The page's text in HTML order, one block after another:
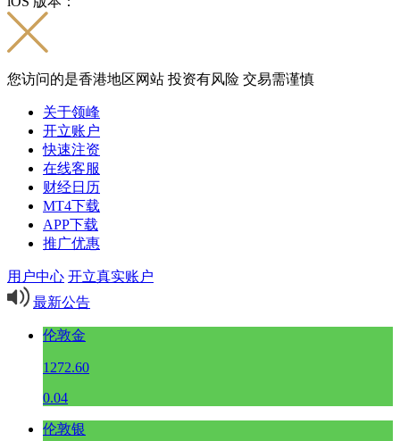
您访问的是香港地区网站 投资有风险 交易需谨慎
关于领峰
开立账户
快速注资
在线客服
财经日历
MT4下载
APP下载
推广优惠
用户中心 开立真实账户
最新公告
伦敦金
1272.60
0.04
伦敦银